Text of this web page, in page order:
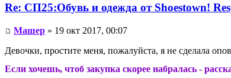
Re: СП25:Обувь и одежда от Shoestown!
Машер » 19 окт 2017, 00:07
Девочки, простите меня, пожалуйста, я не сделала
Если хочешь, чтоб закупка скорее набралась -